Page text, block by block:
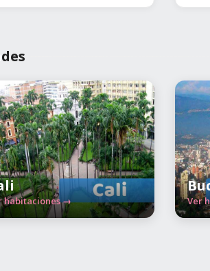
habitaciones → Ver